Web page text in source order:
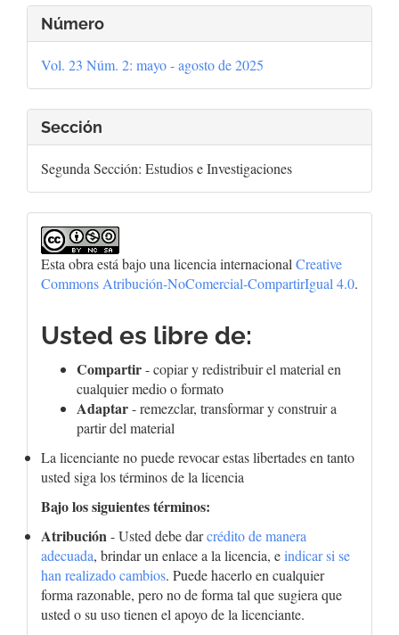
Detalles
del
artículo
Número
Vol. 23 Núm. 2: mayo - agosto de 2025
Sección
Segunda Sección: Estudios e Investigaciones
Esta obra está bajo una licencia internacionalCreative
Commons Atribución-NoComercial-CompartirIgual 4.0.
Usted es libre de:
Compartir- copiar y redistribuir el material en
cualquier medio o formato
Adaptar- remezclar, transformar y construir a
partir del material
La licenciante no puede revocar estas libertades en tanto
usted siga los términos de la licencia
Bajo los siguientes términos:
Atribución- Usted debe darcrédito de manera
adecuada, brindar un enlace a la licencia, eindicar si se
han realizado cambios. Puede hacerlo en cualquier
forma razonable, pero no de forma tal que sugiera que
usted o su uso tienen el apoyo de la licenciante.